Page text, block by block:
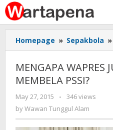
Skip
to
content
Homepage » Sepakbola »
MENGAPA WAPRES
MEMBELA PSSI?
May 27, 2015
by
Wawan
Tunggul
Alam
-
346 views
byWawan Tunggul Alam